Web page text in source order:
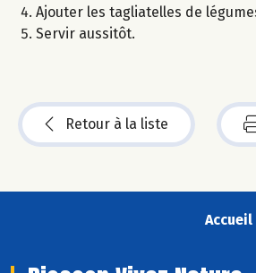
Ajouter les tagliatelles de
Servir aussitôt.
Retour à la liste
Accueil